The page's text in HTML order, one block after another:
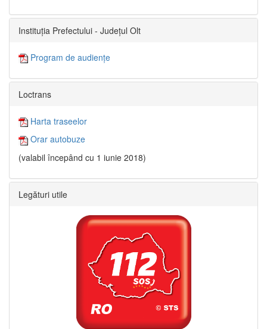
Instituția Prefectului - Județul Olt
Program de audiențe
Loctrans
Harta traseelor
Orar autobuze
(valabil începând cu 1 iunie 2018)
Legături utile